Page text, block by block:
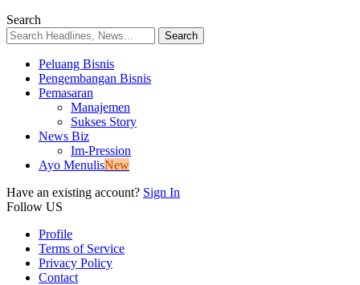
Search
Peluang Bisnis
Pengembangan Bisnis
Pemasaran
Manajemen
Sukses Story
News Biz
Im-Pression
Ayo MenulisNew
Have an existing account? Sign In
Follow US
Profile
Terms of Service
Privacy Policy
Contact